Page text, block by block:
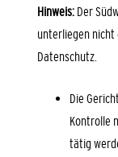
Hinweis: Der
unterliegen nicht
Datenschutz.
Die
Kontrolle
tätig